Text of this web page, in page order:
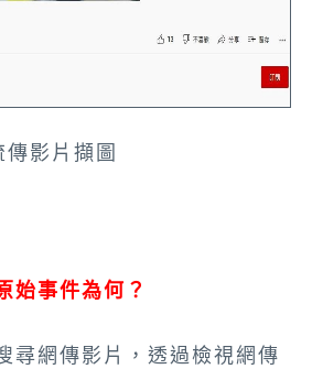
影片擷圖
始事件為何？
尋網傳影片，透過檢視網傳